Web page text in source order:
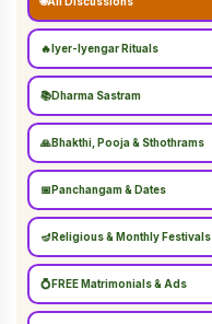
🔥 Iyer-Iyengar Rituals
📚Dharma Sastram
🙏Bhakthi, Pooja & Sthothrams
📅 Panchangam & Dates
🪔 Religious & Monthly Festivals
💍 FREE Matrimonials & Ads